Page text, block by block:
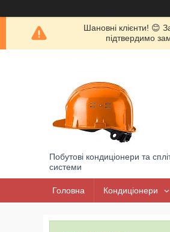
Шановні клієнти! 😊
підтвердимо
Побутові кондиціонери та
системи
Головна Кондиціонери